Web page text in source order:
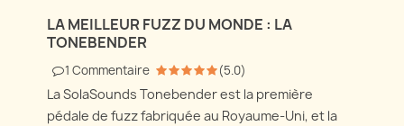
LA MEILLEUR FUZZ DU MONDE : LA
TONEBENDER
1 Commentaire (5.0)
La SolaSounds Tonebender est la première
pédale de fuzz fabriquée au Royaume-Uni, et la